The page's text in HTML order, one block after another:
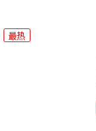
最热